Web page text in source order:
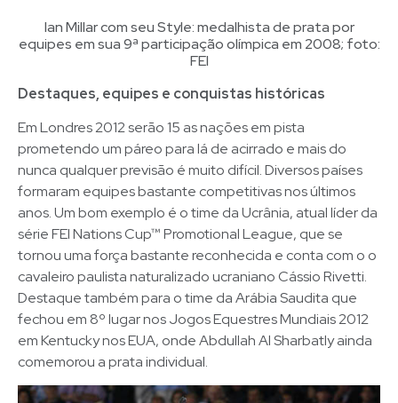
Ian Millar com seu Style: medalhista de prata por
equipes em sua 9ª participação olímpica em 2008; foto:
FEI
Destaques, equipes e conquistas históricas
Em Londres 2012 serão 15 as nações em pista
prometendo um páreo para lá de acirrado e mais do
nunca qualquer previsão é muito difícil. Diversos países
formaram equipes bastante competitivas nos últimos
anos. Um bom exemplo é o time da Ucrânia, atual líder da
série FEI Nations Cup™ Promotional League, que se
tornou uma força bastante reconhecida e conta com o o
cavaleiro paulista naturalizado ucraniano Cássio Rivetti.
Destaque também para o time da Arábia Saudita que
fechou em 8º lugar nos Jogos Equestres Mundiais 2012
em Kentucky nos EUA, onde Abdullah Al Sharbatly ainda
comemorou a prata individual.